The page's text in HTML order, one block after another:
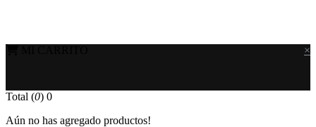
×
Total (0) 0
Aún no has agregado productos!